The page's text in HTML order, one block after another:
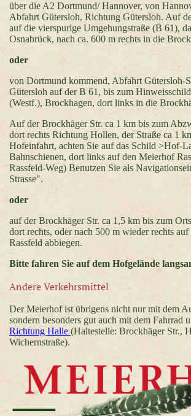
über die A2 Dortmund/ Hannover, von
Abfahrt Gütersloh, Richtung Gütersloh. Auf
auf die vierspurige Umgehungstraße (B 61),
Osnabrück, nach ca. 600 m rechts in die
oder
von Dortmund kommend, Abfahrt Gütersloh-
Gütersloh auf der B 61, bis zum
(Westf.), Brockhagen, dort links in die
Auf der Brockhäger Str. ca 1 km bis zum
dort rechts Richtung Hollen, der Straße ca 1
Hofeinfahrt, achten Sie auf das Schild >Hof-
Bahnschienen, dort links auf den Meierhof
Rassfeld-Weg) Benutzen Sie als
Strasse".
oder
auf der Brockhäger Str. ca 1,5 km bis zum
dort rechts, oder nach 500 m wieder rechts
Rassfeld abbiegen.
Bitte fahren Sie auf dem Hofgelände
Andere Verkehrsmittel
Der Meierhof ist übrigens nicht nur mit dem
sondern besonders gut auch mit dem Fahrrad
Richtung Halle (Haltestelle: Brockhäger Str.,
Wichernstraße).